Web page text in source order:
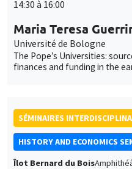
14:30 à 16:00
Maria Teresa
Université de Bologne
The Pope’s Universities:
finances and funding in the
SÉMINAIRES
HISTORY AND ECONOMICS
Îlot Bernard du Bois